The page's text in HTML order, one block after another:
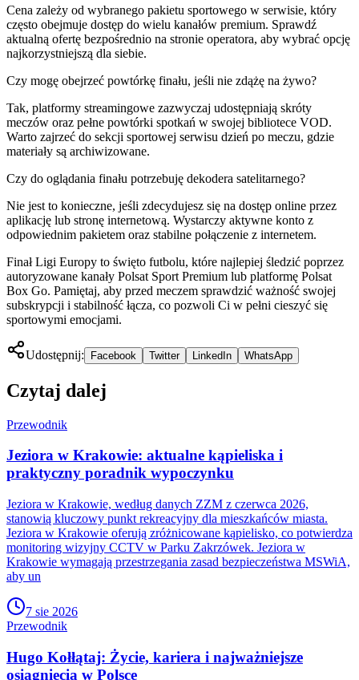
Cena zależy od wybranego pakietu sportowego w serwisie, który
często obejmuje dostęp do wielu kanałów premium. Sprawdź
aktualną ofertę bezpośrednio na stronie operatora, aby wybrać opcję
najkorzystniejszą dla siebie.
Czy mogę obejrzeć powtórkę finału, jeśli nie zdążę na żywo?
Tak, platformy streamingowe zazwyczaj udostępniają skróty
meczów oraz pełne powtórki spotkań w swojej bibliotece VOD.
Warto zajrzeć do sekcji sportowej serwisu dzień po meczu, gdzie
materiały są archiwizowane.
Czy do oglądania finału potrzebuję dekodera satelitarnego?
Nie jest to konieczne, jeśli zdecydujesz się na dostęp online przez
aplikację lub stronę internetową. Wystarczy aktywne konto z
odpowiednim pakietem oraz stabilne połączenie z internetem.
Finał Ligi Europy to święto futbolu, które najlepiej śledzić poprzez
autoryzowane kanały Polsat Sport Premium lub platformę Polsat
Box Go. Pamiętaj, aby przed meczem sprawdzić ważność swojej
subskrypcji i stabilność łącza, co pozwoli Ci w pełni cieszyć się
sportowymi emocjami.
Udostępnij: Facebook Twitter LinkedIn WhatsApp
Czytaj dalej
Przewodnik
Jeziora w Krakowie: aktualne kąpieliska i
praktyczny poradnik wypoczynku
Jeziora w Krakowie, według danych ZZM z czerwca 2026,
stanowią kluczowy punkt rekreacyjny dla mieszkańców miasta.
Jeziora w Krakowie oferują zróżnicowane kąpielisko, co potwierdza
monitoring wizyjny CCTV w Parku Zakrzówek. Jeziora w
Krakowie wymagają przestrzegania zasad bezpieczeństwa MSWiA,
aby un
7 sie 2026
Przewodnik
Hugo Kołłątaj: Życie, kariera i najważniejsze
osiągnięcia w Polsce